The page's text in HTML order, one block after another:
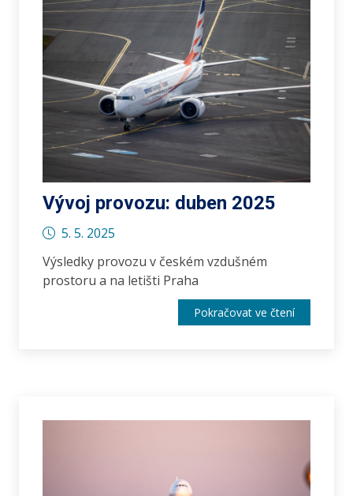
Vývoj provozu: duben 2025
5. 5. 2025
Výsledky provozu v českém vzdušném
prostoru a na letišti Praha
Pokračovat ve čtení